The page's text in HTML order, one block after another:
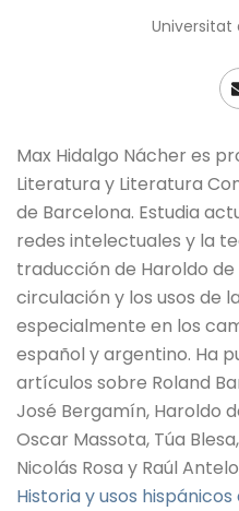
Universitat
Max Hidalgo Nácher es
Literatura y Literatura
de Barcelona. Estudia
redes intelectuales y la
traducción de Haroldo
circulación y los usos de
especialmente en los
español y argentino. Ha
artículos sobre Roland
José Bergamín, Haroldo
Oscar Massota, Túa
Nicolás Rosa y Raúl
Historia y usos